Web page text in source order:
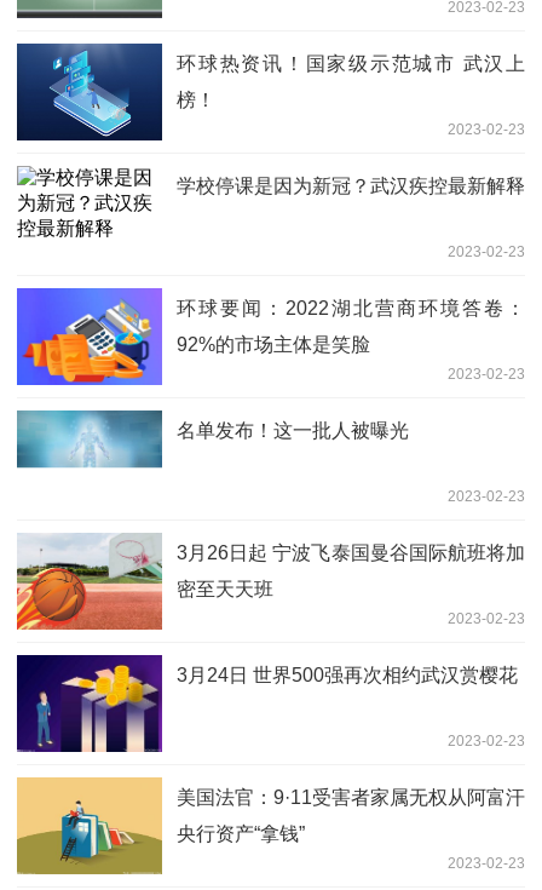
2023-02-23
环球热资讯！国家级示范城市 武汉上
榜！
2023-02-23
学校停课是因为新冠？武汉疾控最新解释
2023-02-23
环球要闻：2022湖北营商环境答卷：
92%的市场主体是笑脸
2023-02-23
名单发布！这一批人被曝光
2023-02-23
3月26日起 宁波飞泰国曼谷国际航班将加
密至天天班
2023-02-23
3月24日 世界500强再次相约武汉赏樱花
2023-02-23
美国法官：9·11受害者家属无权从阿富汗
央行资产“拿钱”
2023-02-23